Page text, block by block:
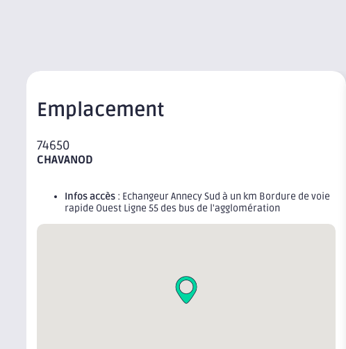
Emplacement
74650
CHAVANOD
Infos accès : Echangeur Annecy Sud à un km Bordure de voie
rapide Ouest Ligne 55 des bus de l'agglomération